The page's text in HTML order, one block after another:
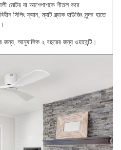
মোটর যা আশেপাশকে শীতল করে
সিলিং ফ্যান, ম্যাট ব্ল্যাক হাউজিং সুন্দর হাতে
আনুষাঙ্গিক ২ বছরের জন্য ওয়ারেন্টি।